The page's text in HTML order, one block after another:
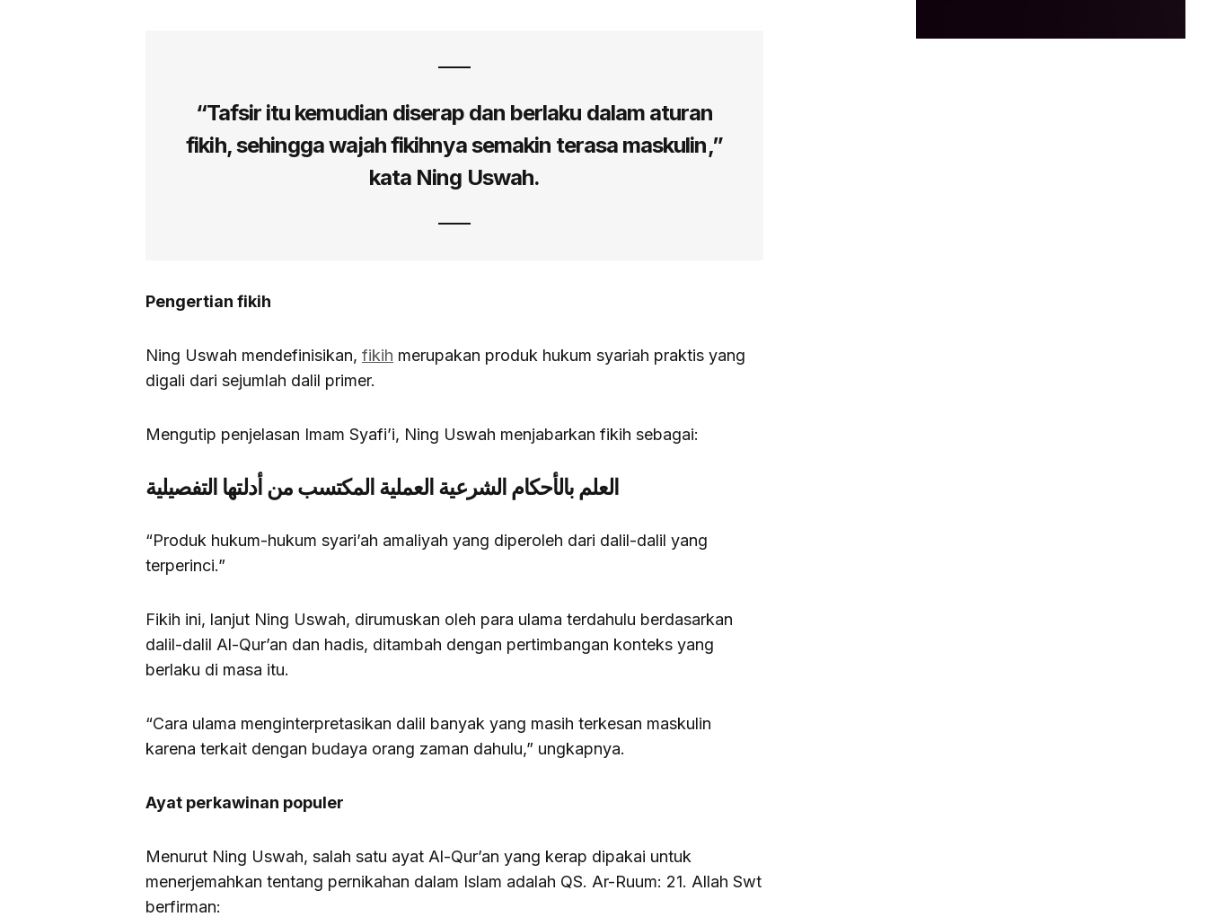
“Tafsir itu kemudian diserap dan berlaku dalam aturan
fikih, sehingga wajah fikihnya semakin terasa maskulin,”
kata Ning Uswah.
Pengertian fikih
Ning Uswah mendefinisikan, fikih merupakan produk hukum syariah praktis yang
digali dari sejumlah dalil primer.
Mengutip penjelasan Imam Syafi’i, Ning Uswah menjabarkan fikih sebagai:
العلم بالأحكام الشرعية العملية المكتسب من أدلتها التفصيلية
“Produk hukum-hukum syari’ah amaliyah yang diperoleh dari dalil-dalil yang
terperinci.”
Fikih ini, lanjut Ning Uswah, dirumuskan oleh para ulama terdahulu berdasarkan
dalil-dalil Al-Qur’an dan hadis, ditambah dengan pertimbangan konteks yang
berlaku di masa itu.
“Cara ulama menginterpretasikan dalil banyak yang masih terkesan maskulin
karena terkait dengan budaya orang zaman dahulu,” ungkapnya.
Ayat perkawinan populer
Menurut Ning Uswah, salah satu ayat Al-Qur’an yang kerap dipakai untuk
menerjemahkan tentang pernikahan dalam Islam adalah QS. Ar-Ruum: 21. Allah Swt
berfirman: